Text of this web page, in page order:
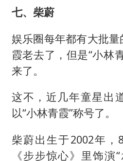
七、柴蔚
娱乐圈每年都有大批
霞老去了，但是“小林
来了。
这不，近几年童星出
以“小林青霞”称号了。
柴蔚出生于2002年
《步步惊心》里饰演